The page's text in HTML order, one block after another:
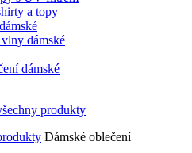
a topy
dámské
dámské
Dámské oblečení